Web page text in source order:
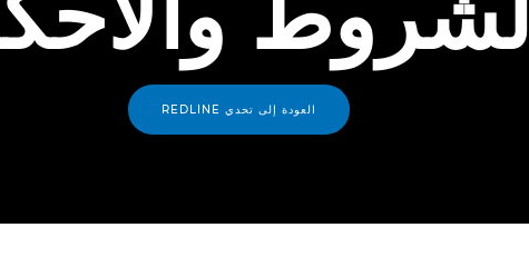
العودة إلى تحدي REDLINE